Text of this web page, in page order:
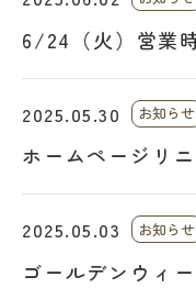
6/24（火）営業
2025.05.30 お知らせ
ホームページリ
2025.05.03 お知らせ
ゴールデンウィ